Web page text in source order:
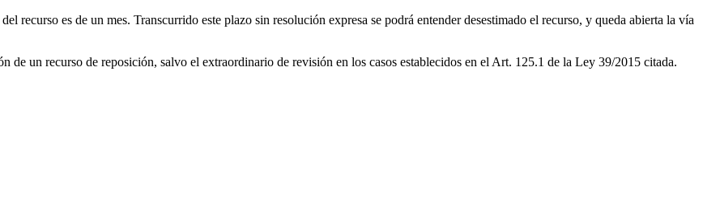
recurso es de un mes. Transcurrido este plazo sin resolución expresa se podrá entender desestimado el recurso, y queda abierta la vía
de un recurso de reposición, salvo el extraordinario de revisión en los casos establecidos en el Art. 125.1 de la Ley 39/2015 citada.